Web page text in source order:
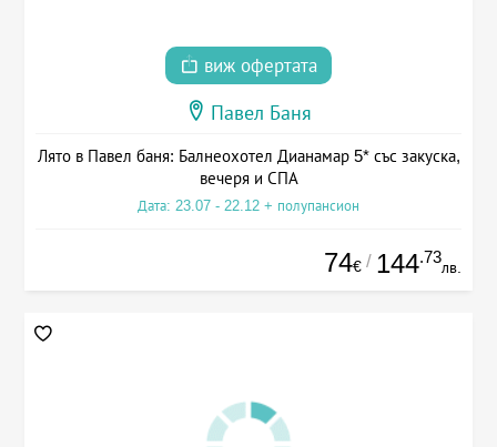
виж офертата
Павел Баня
Лято в Павел баня: Балнеохотел Дианамар 5* със закуска,
вечеря и СПА
Дата: 23.07 - 22.12 + полупансион
74€ / 144.73
лв.